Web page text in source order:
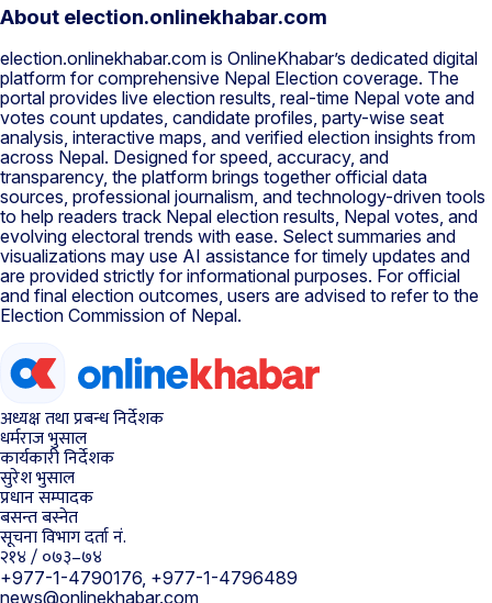
About election.onlinekhabar.com
election.onlinekhabar.com is OnlineKhabar’s dedicated digital
platform for comprehensive Nepal Election coverage. The
portal provides live election results, real-time Nepal vote and
votes count updates, candidate profiles, party-wise seat
analysis, interactive maps, and verified election insights from
across Nepal. Designed for speed, accuracy, and
transparency, the platform brings together official data
sources, professional journalism, and technology-driven tools
to help readers track Nepal election results, Nepal votes, and
evolving electoral trends with ease. Select summaries and
visualizations may use AI assistance for timely updates and
are provided strictly for informational purposes. For official
and final election outcomes, users are advised to refer to the
Election Commission of Nepal.
अध्यक्ष तथा प्रबन्ध निर्देशक
धर्मराज भुसाल
कार्यकारी निर्देशक
सुरेश भुसाल
प्रधान सम्पादक
बसन्त बस्नेत
सूचना विभाग दर्ता नं.
२१४ / ०७३–७४
+977-1-4790176, +977-1-4796489
news@onlinekhabar.com